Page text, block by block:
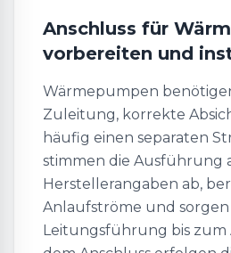
Anschluss für
vorbereiten und
Wärmepumpen
Zuleitung, korrekte
häufig einen separaten
stimmen die Ausführung
Herstellerangaben ab,
Anlaufströme und
Leitungsführung bis zum